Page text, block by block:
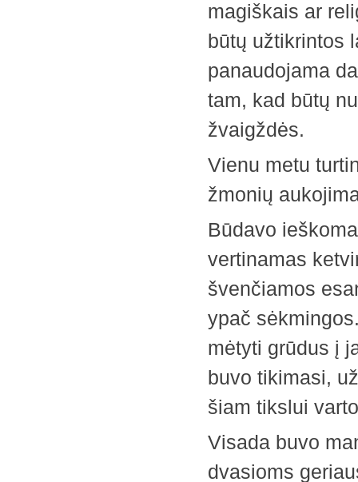
magiškais ar
būtų užtikrintos
panaudojama
tam, kad būtų
žvaigždės.
Vienu metu
žmonių
Būdavo
vertinamas
švenčiamos
ypač
mėtyti grūdus į
buvo tikimasi,
šiam tikslui
Visada buvo
dvasioms